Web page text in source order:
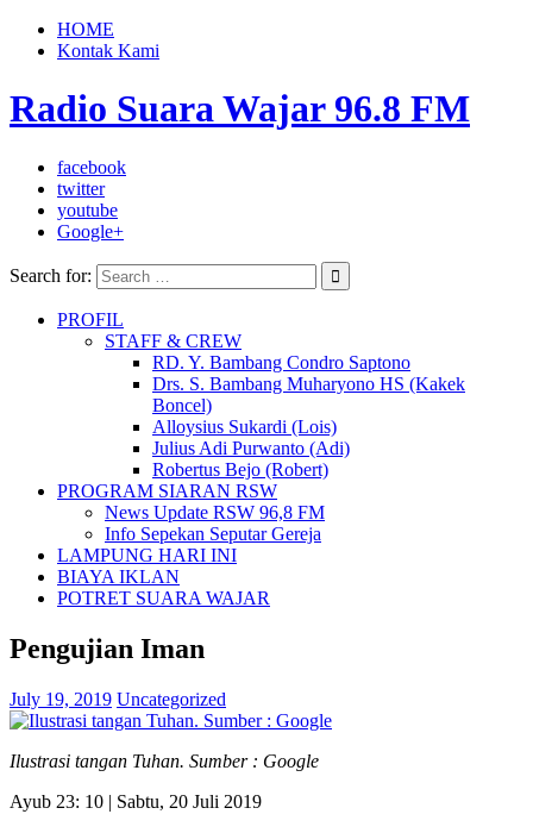
HOME
Kontak Kami
Radio Suara Wajar 96.8 FM
facebook
twitter
youtube
Google+
Search for:
PROFIL
STAFF & CREW
RD. Y. Bambang Condro Saptono
Drs. S. Bambang Muharyono HS (Kakek
Boncel)
Alloysius Sukardi (Lois)
Julius Adi Purwanto (Adi)
Robertus Bejo (Robert)
PROGRAM SIARAN RSW
News Update RSW 96,8 FM
Info Sepekan Seputar Gereja
LAMPUNG HARI INI
BIAYA IKLAN
POTRET SUARA WAJAR
Pengujian Iman
July 19, 2019 Uncategorized
Ilustrasi tangan Tuhan. Sumber : Google
Ayub 23: 10 | Sabtu, 20 Juli 2019